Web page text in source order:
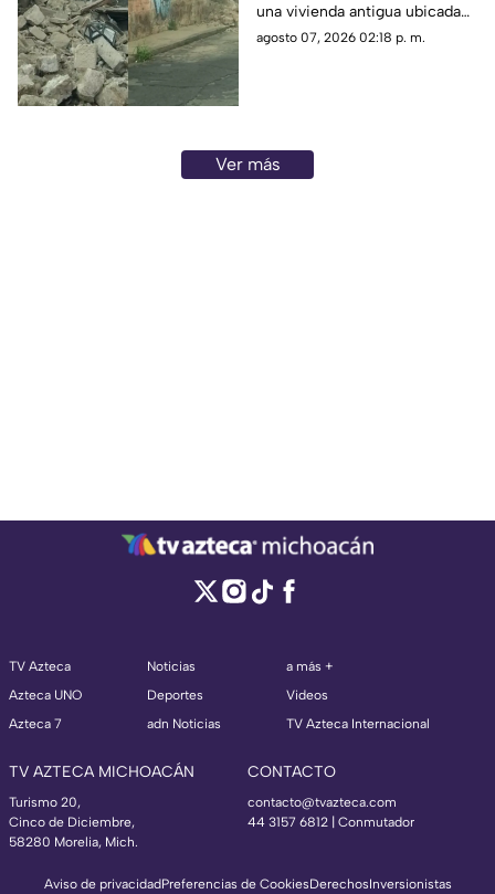
una vivienda antigua ubicada
en pleno Centro Histórico de
agosto 07, 2026 02:18 p. m.
Ver más
TV Azteca
Azteca UNO
Azteca 7
Noticias
Deportes
adn Noticias
a más +
Videos
TV Azteca Internacional
TV AZTECA MICHOACÁN
Turismo 20,
Cinco de Diciembre,
58280 Morelia, Mich.
CONTACTO
contacto@tvazteca.com
44 3157 6812 | Conmutador
Aviso de privacidadPreferencias de CookiesDerechosInversionistas